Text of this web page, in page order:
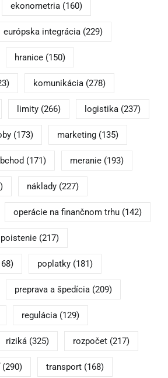
ekonometria(160)
európska integrácia(229)
hranice(150)
komunikácia(278)
limity(266) logistika(237)
(173) marketing(135)
(171) meranie(193)
náklady(227)
operácie na finančnom trhu(142)
poistenie(217)
poplatky(181)
preprava a špedícia(209)
regulácia(129)
riziká(325) rozpočet(217)
(290) transport(168)